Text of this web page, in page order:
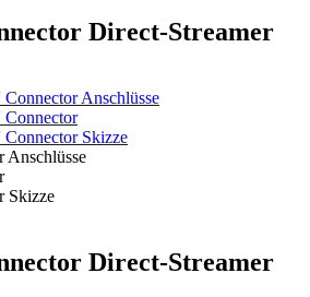
Direct-Streamer
Direct-Streamer